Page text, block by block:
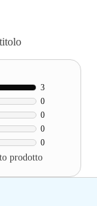
0
0
0
0
3
prodotto